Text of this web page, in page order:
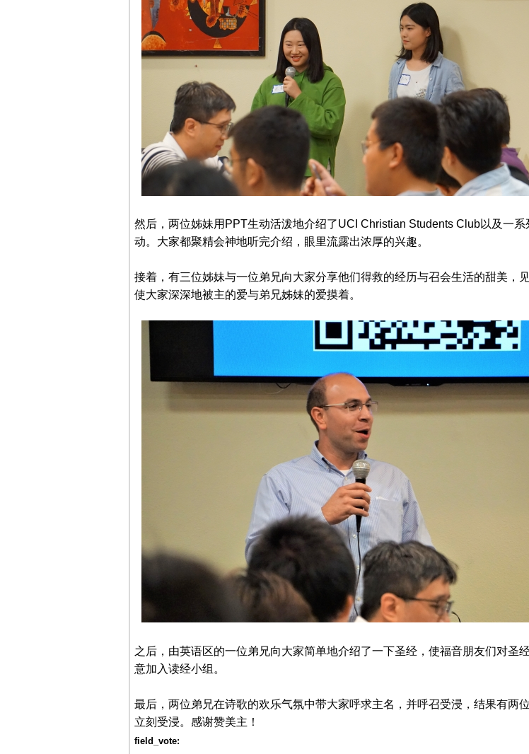
然后，两位姊妹用PPT生动活泼地介绍了UCI Christian Students Club以及一系
动。大家都聚精会神地听完介绍，眼里流露出浓厚的兴趣。
接着，有三位姊妹与一位弟兄向大家分享他们得救的经历与召会生活的甜美，
使大家深深地被主的爱与弟兄姊妹的爱摸着。
之后，由英语区的一位弟兄向大家简单地介绍了一下圣经，使福音朋友们对圣
意加入读经小组。
最后，两位弟兄在诗歌的欢乐气氛中带大家呼求主名，并呼召受浸，结果有两
立刻受浸。感谢赞美主！
field_vote: